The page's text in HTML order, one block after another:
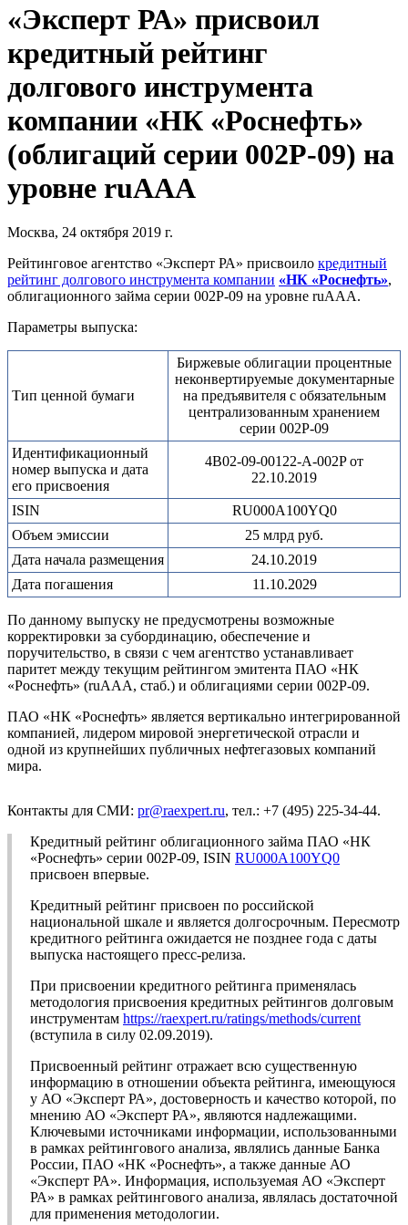
«Эксперт РА» присвоил
кредитный рейтинг
долгового инструмента
компании «НК «Роснефть»
(облигаций серии 002Р-09) на
уровне ruAAA
Москва, 24 октября 2019 г.
Рейтинговое агентство «Эксперт РА» присвоило кредитный
рейтинг долгового инструмента компании «НК «Роснефть»,
облигационного займа серии 002Р-09 на уровне ruAAA.
Параметры выпуска:
Тип ценной бумаги
Биржевые облигации процентные
неконвертируемые документарные
на предъявителя с обязательным
централизованным хранением
серии 002Р-09
Идентификационный
номер выпуска и дата
его присвоения
4B02-09-00122-A-002P от
22.10.2019
ISIN
RU000A100YQ0
Объем эмиссии
25 млрд руб.
Дата начала размещения
24.10.2019
Дата погашения
11.10.2029
По данному выпуску не предусмотрены возможные
корректировки за субординацию, обеспечение и
поручительство, в связи с чем агентство устанавливает
паритет между текущим рейтингом эмитента ПАО «НК
«Роснефть» (ruAAA, стаб.) и облигациями серии 002Р-09.
ПАО «НК «Роснефть» является вертикально интегрированной
компанией, лидером мировой энергетической отрасли и
одной из крупнейших публичных нефтегазовых компаний
мира.
Контакты для СМИ: pr@raexpert.ru, тел.: +7 (495) 225-34-44.
Кредитный рейтинг облигационного займа ПАО «НК
«Роснефть» серии 002Р-09, ISIN RU000A100YQ0
присвоен впервые.
Кредитный рейтинг присвоен по российской
национальной шкале и является долгосрочным. Пересмотр
кредитного рейтинга ожидается не позднее года с даты
выпуска настоящего пресс-релиза.
При присвоении кредитного рейтинга применялась
методология присвоения кредитных рейтингов долговым
инструментам https://raexpert.ru/ratings/methods/current
(вступила в силу 02.09.2019).
Присвоенный рейтинг отражает всю существенную
информацию в отношении объекта рейтинга, имеющуюся
у АО «Эксперт РА», достоверность и качество которой, по
мнению АО «Эксперт РА», являются надлежащими.
Ключевыми источниками информации, использованными
в рамках рейтингового анализа, являлись данные Банка
России, ПАО «НК «Роснефть», а также данные АО
«Эксперт РА». Информация, используемая АО «Эксперт
РА» в рамках рейтингового анализа, являлась достаточной
для применения методологии.